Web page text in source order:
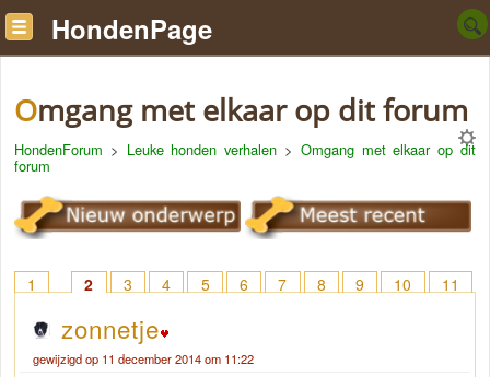
HondenPage
Omgang met elkaar op dit forum
HondenForum > Leuke honden verhalen > Omgang met elkaar op dit
forum
1 2 3 4 5 6 7 8 9 10
11
zonnetje
gewijzigd op 11 december 2014 om 11:22